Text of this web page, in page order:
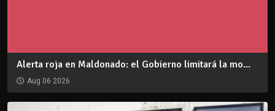
Alerta roja en Maldonado: el Gobierno limitará la mo...
Aug 06 2026